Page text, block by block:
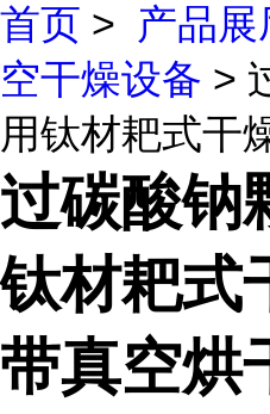
首页 > 产品展
空干燥设备 >
用钛材耙式干
过碳酸钠
钛材耙式
带真空烘